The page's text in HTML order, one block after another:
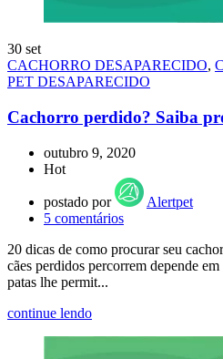
30 set
CACHORRO DESAPARECIDO,
PET DESAPARECIDO
Cachorro perdido? Saiba
outubro 9, 2020
Hot
postado por
Alertpet
5 comentários
20 dicas de como procurar seu
cães perdidos percorrem depende
patas lhe permit...
continue lendo